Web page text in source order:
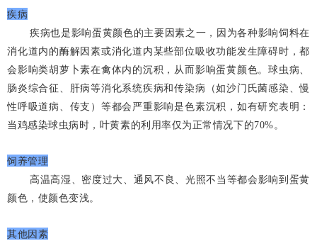
疾病
疾病也是影响蛋黄颜色的主要因素之一，因为各种影响饲料在
消化道内的酶解因素或消化道内某些部位吸收功能发生障碍时，都
会影响类胡萝卜素在禽体内的沉积，从而影响蛋黄颜色。球虫病、
肠炎综合征、肝病等消化系统疾病和传染病（如沙门氏菌感染、慢
性呼吸道病、传支）等都会严重影响是色素沉积，如有研究表明：
当鸡感染球虫病时，叶黄素的利用率仅为正常情况下的70%。
饲养管理
高温高湿、密度过大、通风不良、光照不当等都会影响到蛋黄
颜色，使颜色变浅。
其他因素